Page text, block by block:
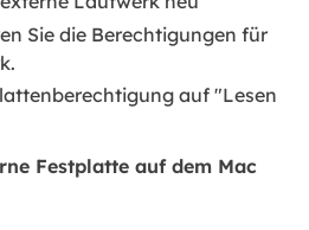
Sie die Berechtigungen für
auf "Lesen
Festplatte auf dem Mac